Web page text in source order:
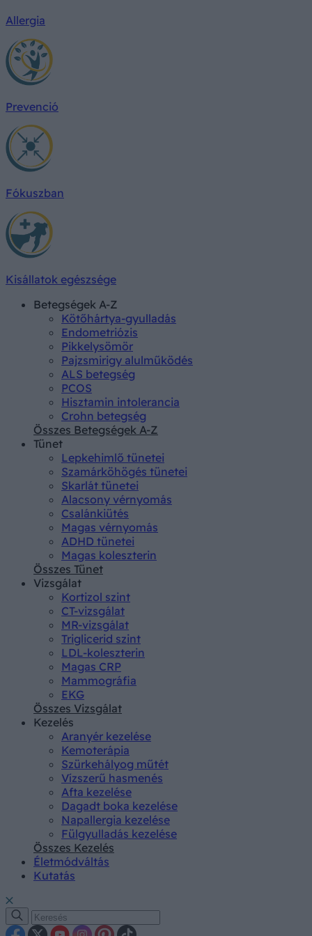
Allergia
Prevenció
Fókuszban
Kisállatok egészsége
Betegségek A-Z
Kötőhártya-gyulladás
Endometriózis
Pikkelysömör
Pajzsmirigy alulműködés
ALS betegség
PCOS
Hisztamin intolerancia
Crohn betegség
Összes Betegségek A-Z
Tünet
Lepkehimlő tünetei
Szamárköhögés tünetei
Skarlát tünetei
Alacsony vérnyomás
Csalánkiütés
Magas vérnyomás
ADHD tünetei
Magas koleszterin
Összes Tünet
Vizsgálat
Kortizol szint
CT-vizsgálat
MR-vizsgálat
Triglicerid szint
LDL-koleszterin
Magas CRP
Mammográfia
EKG
Összes Vizsgálat
Kezelés
Aranyér kezelése
Kemoterápia
Szürkehályog műtét
Vízszerű hasmenés
Afta kezelése
Dagadt boka kezelése
Napallergia kezelése
Fülgyulladás kezelése
Összes Kezelés
Életmódváltás
Kutatás